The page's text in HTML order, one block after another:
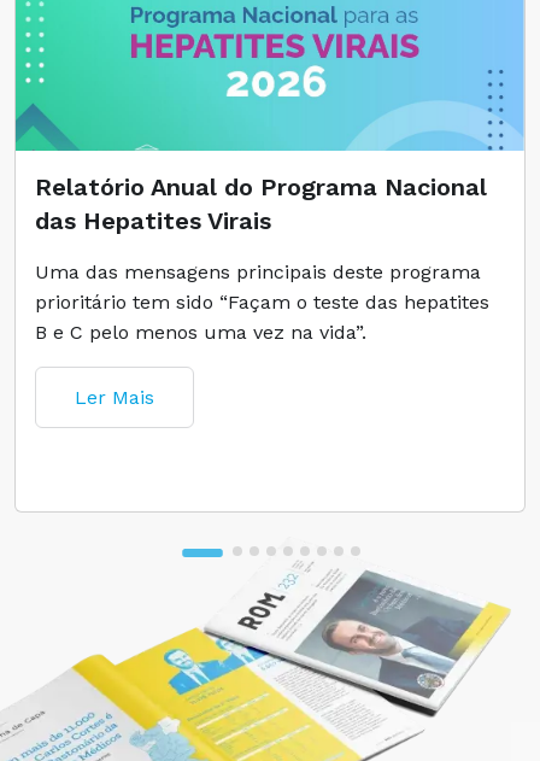
Relatório Anual do Programa Nacional
das Hepatites Virais
Uma das mensagens principais deste programa
prioritário tem sido “Façam o teste das hepatites
B e C pelo menos uma vez na vida”.
Ler Mais